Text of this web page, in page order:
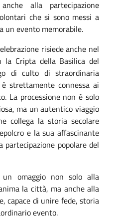
alla partecipazione
che si sono messi a
un evento memorabile.
risiede anche nel
la Cripta della Basilica del
di culto di straordinaria
strettamente connessa ai
La processione non è solo
ma un autentico viaggio
collega la storia secolare
e la sua affascinante
popolare del
un omaggio non solo alla
la città, ma anche alla
capace di unire fede, storia
evento.